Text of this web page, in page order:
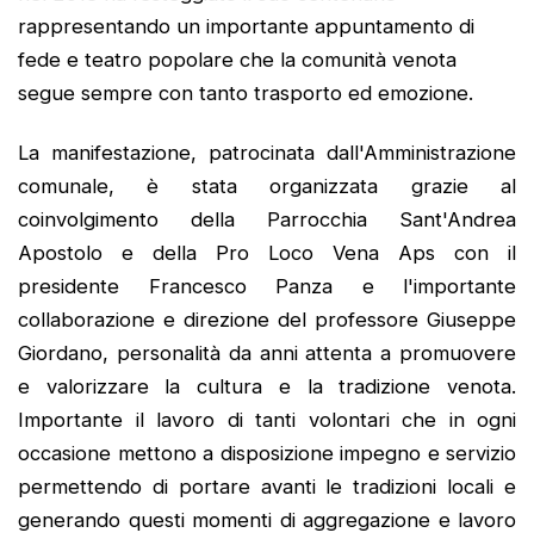
rappresentando un importante appuntamento di
fede e teatro popolare che la comunità venota
segue sempre con tanto trasporto ed emozione.
La manifestazione, patrocinata dall'Amministrazione
comunale, è stata organizzata grazie al
coinvolgimento della Parrocchia Sant'Andrea
Apostolo e della Pro Loco Vena Aps con il
presidente Francesco Panza e l'importante
collaborazione e direzione del professore Giuseppe
Giordano, personalità da anni attenta a promuovere
e valorizzare la cultura e la tradizione venota.
Importante il lavoro di tanti volontari che in ogni
occasione mettono a disposizione impegno e servizio
permettendo di portare avanti le tradizioni locali e
generando questi momenti di aggregazione e lavoro